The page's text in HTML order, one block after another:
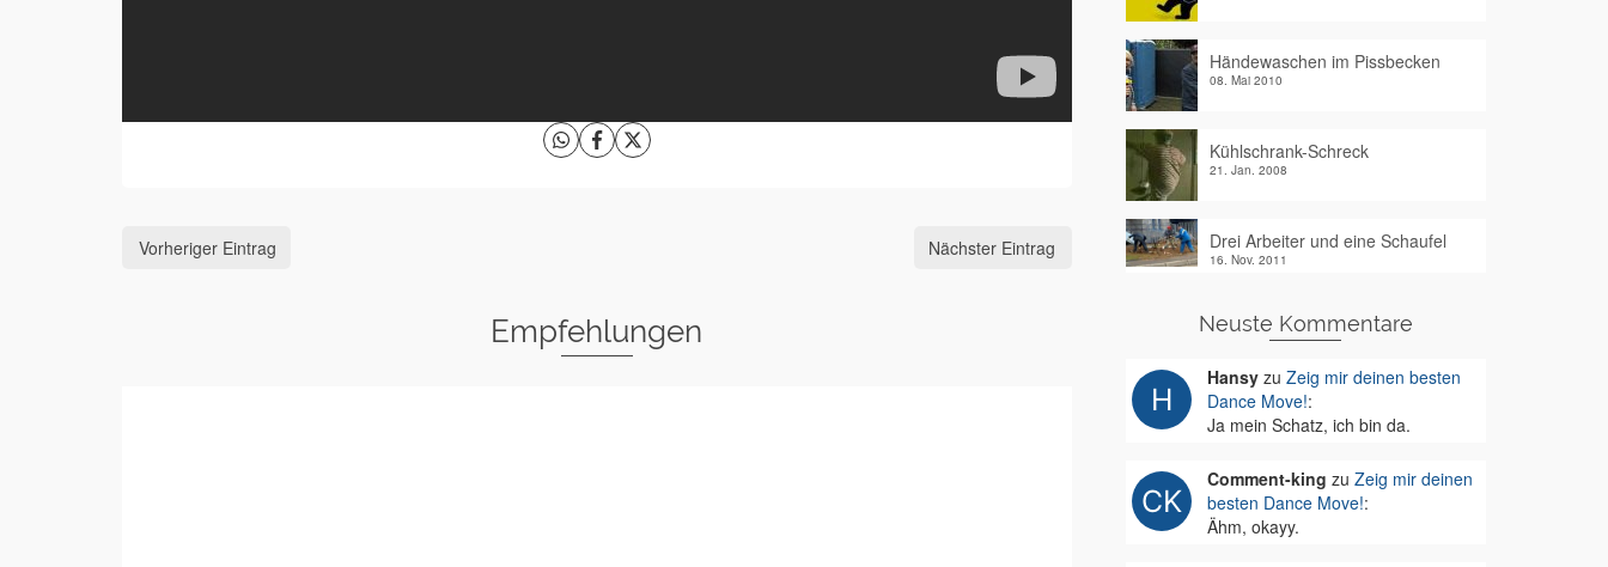
Vorheriger Eintrag Nächster Eintrag
Empfehlungen
Händewaschen im Pissbecken
08. Mai 2010
Kühlschrank-Schreck
21. Jan. 2008
Drei Arbeiter und eine Schaufel
16. Nov. 2011
Neuste Kommentare
Hansyzu Zeig mir deinen besten
Dance Move!:
Ja mein Schatz, ich bin da.
Comment-king zu Zeig mir deinen
besten Dance Move!:
Ähm, okayy.